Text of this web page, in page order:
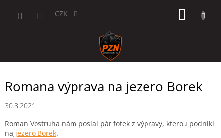
CZK
Romana výprava na jezero Borek
30.8.2021
Roman Vostruha nám poslal pár fotek z výpravy, kterou podnikl
na jezero Borek.